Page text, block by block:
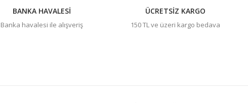
BANKA HAVALESİ
Banka havalesi ile alışveriş
ÜCRETSİZ KARGO
150 TL ve üzeri kargo bedava